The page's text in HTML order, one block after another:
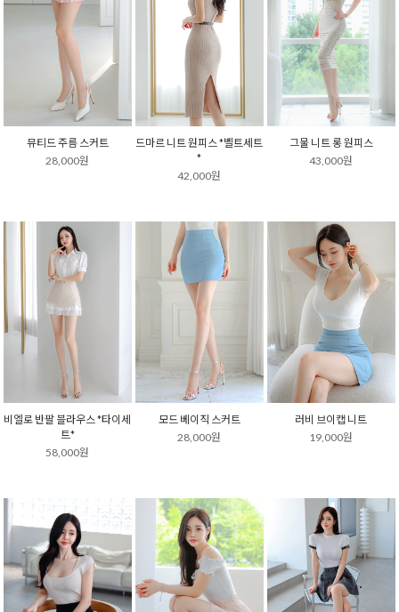
뮤티드 주름 스커트
28,000원
드마르 니트 원피스 *벨트세트
*
42,000원
그물 니트 롱 원피스
43,000원
비엘로 반팔 블라우스 *타이세
트*
58,000원
모드 베이직 스커트
28,000원
러비 브이캡 니트
19,000원